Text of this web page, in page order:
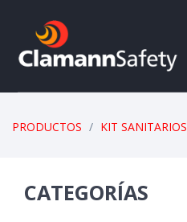
PRODUCTOS KIT SANITARIOS
CATEGORÍAS